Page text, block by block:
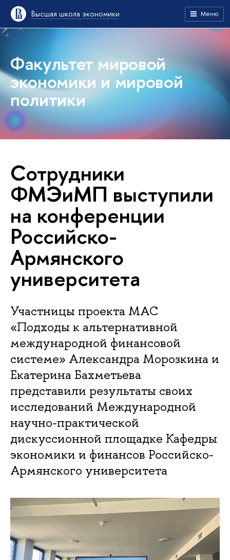
Высшая школа экономики Меню
Факультет мировой
экономики и мировой
политики
Сотрудники
ФМЭиМП выступили
на конференции
Российско-
Армянского
университета
Участницы проекта МАС
«Подходы к альтернативной
международной финансовой
системе» Александра Морозкина и
Екатерина Бахметьева
представили результаты своих
исследований Международной
научно-практической
дискуссионной площадке Кафедры
экономики и финансов Российско-
Армянского университета